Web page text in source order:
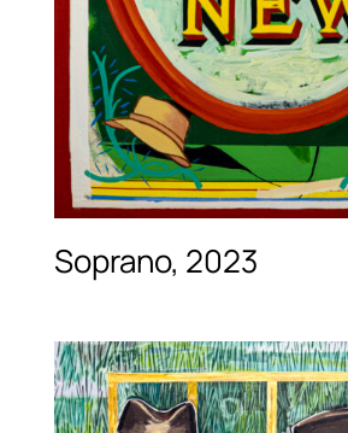
Soprano, 2023